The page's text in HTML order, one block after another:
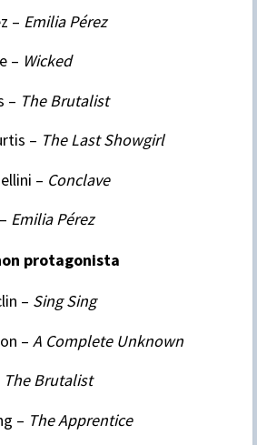
– Emilia Pérez
– Wicked
– The Brutalist
– The Last Showgirl
– Conclave
Emilia Pérez
protagonista
– Sing Sing
– A Complete Unknown
The Brutalist
– The Apprentice